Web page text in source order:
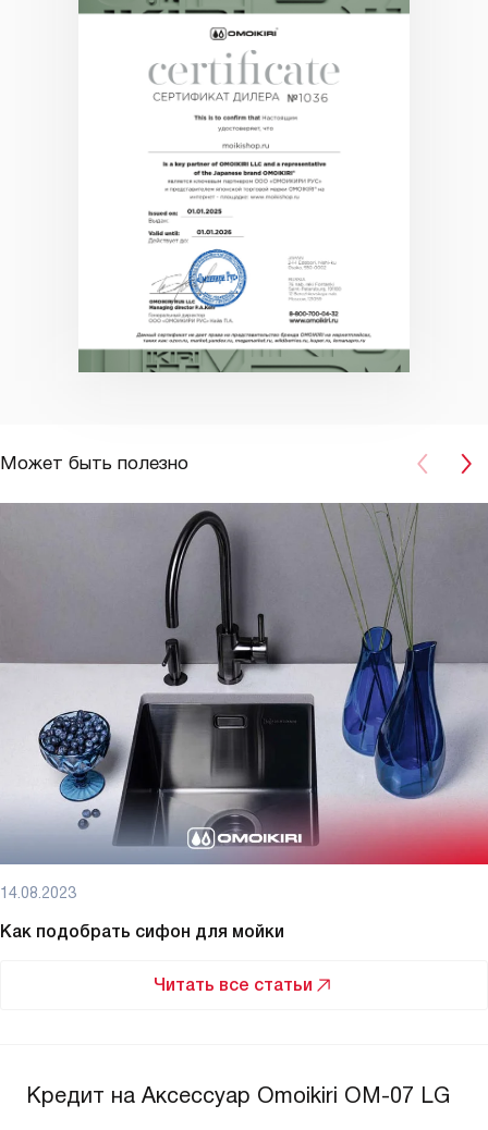
Может быть полезно
14.08.2023
Как подобрать сифон для мойки
Читать все статьи
Кредит на Аксессуар Omoikiri OM-07 LG